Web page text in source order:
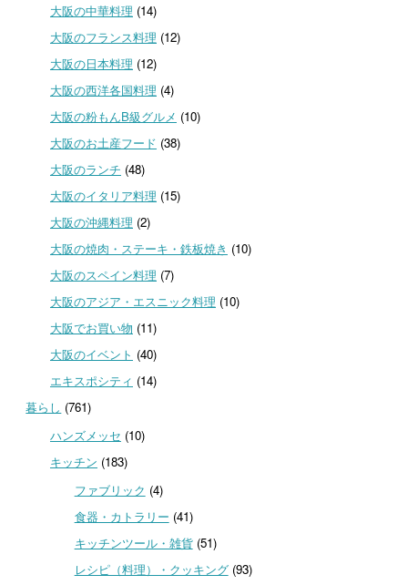
大阪の中華料理 (14)
大阪のフランス料理 (12)
大阪の日本料理 (12)
大阪の西洋各国料理 (4)
大阪の粉もんB級グルメ (10)
大阪のお土産フード (38)
大阪のランチ (48)
大阪のイタリア料理 (15)
大阪の沖縄料理 (2)
大阪の焼肉・ステーキ・鉄板焼き (10)
大阪のスペイン料理 (7)
大阪のアジア・エスニック料理 (10)
大阪でお買い物 (11)
大阪のイベント (40)
エキスポシティ (14)
暮らし (761)
ハンズメッセ (10)
キッチン (183)
ファブリック (4)
食器・カトラリー (41)
キッチンツール・雑貨(51)
レシピ（料理）・クッキング(93)